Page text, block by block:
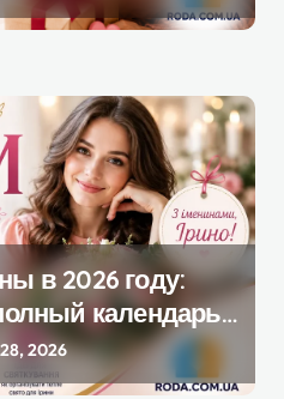
в 2026 году:
календарь
и идеи
2026